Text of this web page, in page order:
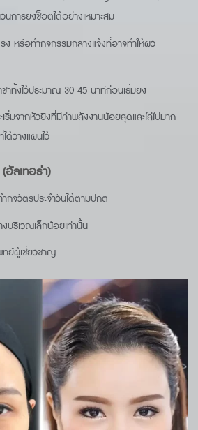
นการยิงช็อตได้อย่างเหมาะสม
หรือทำกิจกรรมกลางแจ้งที่อาจทำให้ผิว
ชาทิ้งไว้ประมาณ 30-45 นาทีก่อนเริ่มยิง
เริ่มจากหัวยิงที่มีค่าพลังงานน้อยสุดและไล่ไปมาก
ด้วางแผนไว้
อัลเทอร่า)
กิจวัตรประจำวันได้ตามปกติ
บริเวณเล็กน้อยเท่านั้น
ทย์ผู้เชี่ยวชาญ